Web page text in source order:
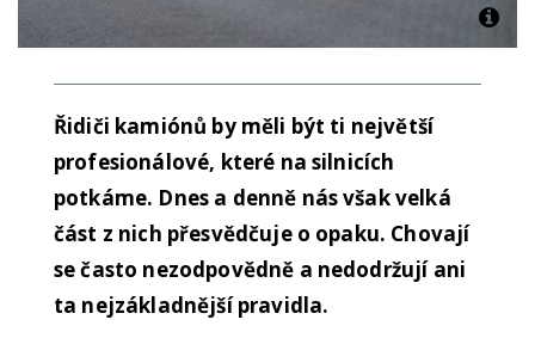
Řidiči kamiónů by měli být ti největší
profesionálové, které na silnicích
potkáme. Dnes a denně nás však velká
část z nich přesvědčuje o opaku. Chovají
se často nezodpovědně a nedodržují ani
ta nejzákladnější pravidla.